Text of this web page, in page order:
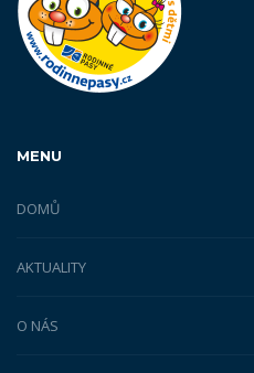
MENU
DOMŮ
AKTUALITY
O NÁS